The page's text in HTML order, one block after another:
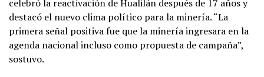
celebró la reactivación de Hualilán después de 17 años y
destacó el nuevo clima político para la minería. “La
primera señal positiva fue que la minería ingresara en la
agenda nacional incluso como propuesta de campaña”,
sostuvo.